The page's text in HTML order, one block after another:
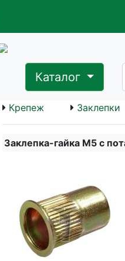
Каталог
Крепеж Заклепки
Заклепка-гайка M5 с